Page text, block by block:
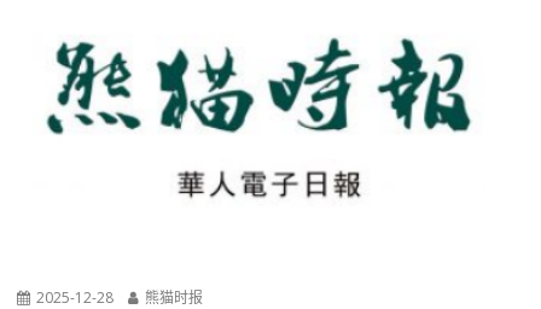
2025-12-28 熊猫时报